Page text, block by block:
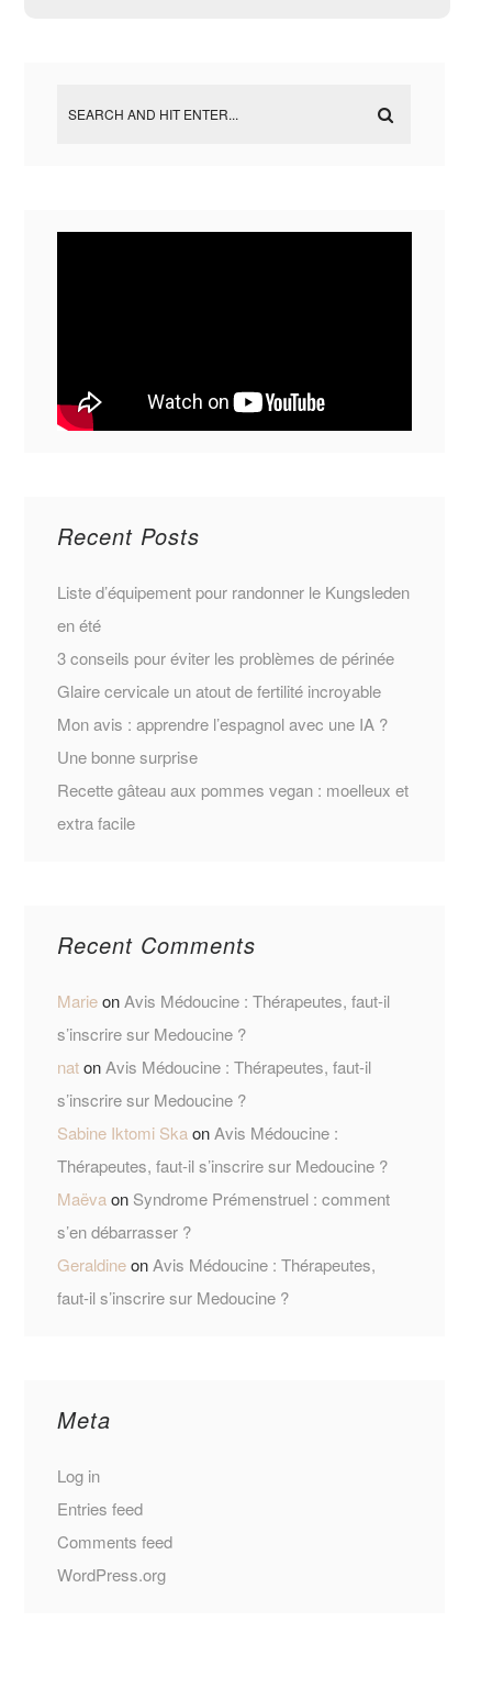
Recent Posts
Liste d’équipement pour randonner le Kungsleden
en été
3 conseils pour éviter les problèmes de périnée
Glaire cervicale un atout de fertilité incroyable
Mon avis : apprendre l’espagnol avec une IA ?
Une bonne surprise
Recette gâteau aux pommes vegan : moelleux et
extra facile
Recent Comments
MarieonAvis Médoucine : Thérapeutes, faut-il
s’inscrire sur Medoucine ?
natonAvis Médoucine : Thérapeutes, faut-il
s’inscrire sur Medoucine ?
Sabine Iktomi SkaonAvis Médoucine :
Thérapeutes, faut-il s’inscrire sur Medoucine ?
Maëvaon Syndrome Prémenstruel : comment
s’en débarrasser ?
GeraldineonAvis Médoucine : Thérapeutes,
faut-il s’inscrire sur Medoucine ?
Meta
Log in
Entries feed
Comments feed
WordPress.org